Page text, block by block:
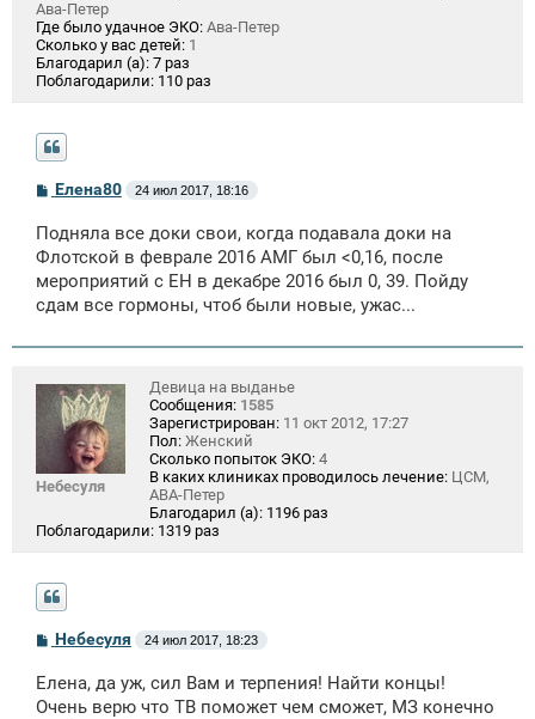
Ава-Петер
Где было удачное ЭКО: Ава-Петер
Сколько у вас детей: 1
Благодарил (а): 7 раз
Поблагодарили: 110 раз
С
б
щ
н
и
Елена80 24 июл 2017, 18:16
Подняла все доки свои, когда подавала доки на
Флотской в феврале 2016 АМГ был <0,16, после
мероприятий с ЕН в декабре 2016 был 0, 39. Пойду
сдам все гормоны, чтоб были новые, ужас...
Небесуля
Девица на выданье
Сообщения: 1585
Зарегистрирован: 11 окт 2012, 17:27
Пол: Женский
Сколько попыток ЭКО: 4
В каких клиниках проводилось лечение: ЦСМ,
АВА-Петер
Благодарил (а): 1196 раз
Поблагодарили: 1319 раз
С
б
щ
Небесуля 24 июл 2017, 18:23
Елена, да уж, сил Вам и терпения! Найти концы!
Очень верю что ТВ поможет чем сможет, МЗ конечно